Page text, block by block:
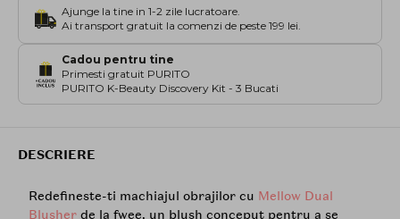
Ajunge la tine in 1-2 zile lucratoare.
Ai transport gratuit la comenzi de peste 199 lei.
Cadou pentru tine
Primesti gratuit PURITO
PURITO K-Beauty Discovery Kit - 3 Bucati
DESCRIERE
Redefineste-ti machiajul obrajilor cu Mellow Dual
Blusher de la fwee, un blush conceput pentru a se